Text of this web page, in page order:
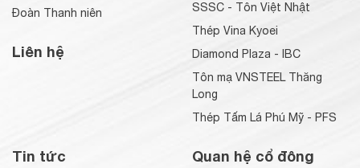
Đoàn Thanh niên
Liên hệ
SSSC - Tôn Việt Nhật
Thép Vina Kyoei
Diamond Plaza - IBC
Tôn mạ VNSTEEL Thăng
Long
Thép Tấm Lá Phú Mỹ - PFS
Tin tức Quan hệ cổ đông